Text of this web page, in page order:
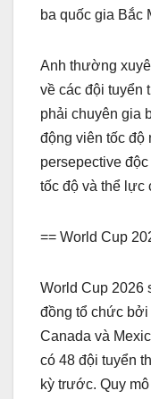
ba quốc gia Bắc
Anh thường
về các đội tuyển
phải chuyên gia
động viên tốc độ
persepective
tốc độ và thể lực
== World Cup
World Cup 2026
đồng tổ chức bởi
Canada và
có 48 đội tuyển
kỳ trước. Quy